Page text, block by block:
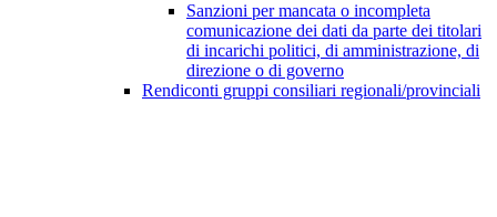
Sanzioni per mancata o incompleta
comunicazione dei dati da parte dei titolari
di incarichi politici, di amministrazione, di
direzione o di governo
Rendiconti gruppi consiliari regionali/provinciali